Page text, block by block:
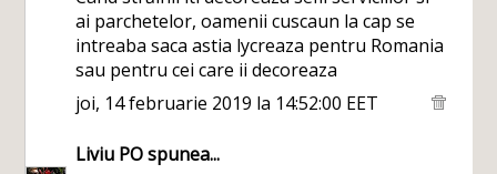
ai parchetelor, oamenii cuscaun la cap se
intreaba saca astia lycreaza pentru Romania
sau pentru cei care ii decoreaza
joi, 14 februarie 2019 la 14:52:00 EET
Liviu POspunea...